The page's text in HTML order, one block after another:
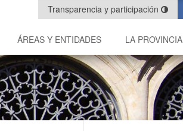
Transparencia y participación
ÁREAS Y ENTIDADES LA PROVINCIA